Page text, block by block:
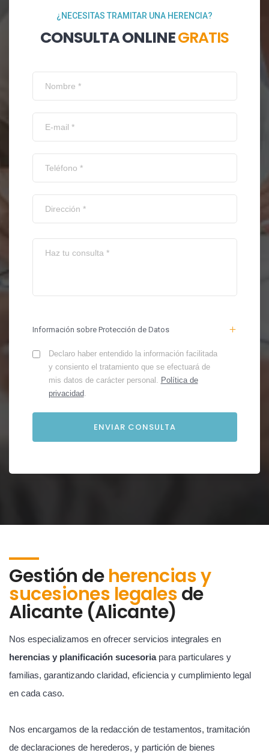
¿NECESITAS TRAMITAR UNA HERENCIA?
CONSULTA ONLINEGRATIS
Información sobre Protección de Datos
Declaro haber entendido la información facilitada
y consiento el tratamiento que se efectuará de
mis datos de carácter personal. Política de
privacidad.
Gestión deherencias y
sucesiones legalesde
Alicante (Alicante)
Nos especializamos en ofrecer servicios integrales en
herencias y planificación sucesoriapara particulares y
familias, garantizando claridad, eficiencia y cumplimiento legal
en cada caso.
Nos encargamos de la redacción de testamentos, tramitación
de declaraciones de herederos, y partición de bienes